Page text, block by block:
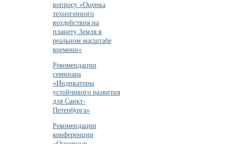
вопросу «Оценка
техногенного
воздействия на
планету Земля в
реальном масштабе
времени»
Рекомендации
семинара
«Индикаторы
устойчивого развития
для Санкт-
Петербурга»
Рекомендации
конференции